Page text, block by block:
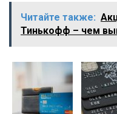
Читайте также:
Тинькофф – чем